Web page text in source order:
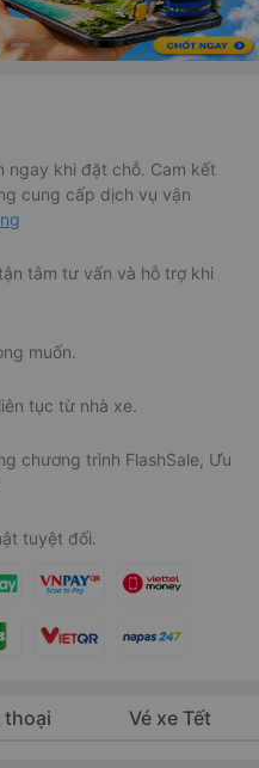
ngay khi đặt chỗ. Cam kết
cung cấp dịch vụ vận
tâm tư vấn và hỗ trợ khi
muốn.
tục từ nhà xe.
chương trình FlashSale, Ưu
tuyệt đối.
thoại Vé xe Tết